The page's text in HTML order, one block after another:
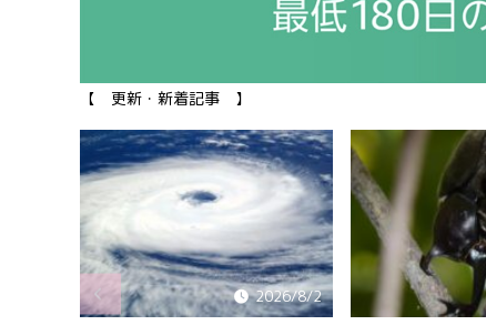
【 更新・新着記事 】
2026/8/2